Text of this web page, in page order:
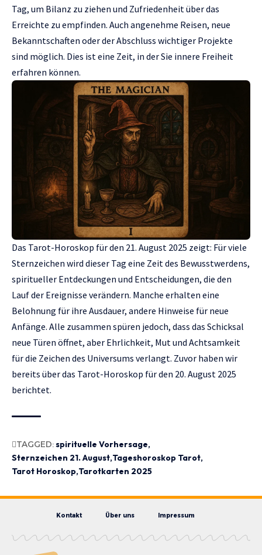
Tag, um Bilanz zu ziehen und Zufriedenheit über das
Erreichte zu empfinden. Auch angenehme Reisen, neue
Bekanntschaften oder der Abschluss wichtiger Projekte
sind möglich. Dies ist eine Zeit, in der Sie innere Freiheit
erfahren können.
Das Tarot-Horoskop für den 21. August 2025 zeigt: Für viele
Sternzeichen wird dieser Tag eine Zeit des Bewusstwerdens,
spiritueller Entdeckungen und Entscheidungen, die den
Lauf der Ereignisse verändern. Manche erhalten eine
Belohnung für ihre Ausdauer, andere Hinweise für neue
Anfänge. Alle zusammen spüren jedoch, dass das Schicksal
neue Türen öffnet, aber Ehrlichkeit, Mut und Achtsamkeit
für die Zeichen des Universums verlangt. Zuvor haben wir
bereits über das Tarot-Horoskop für den 20. August 2025
berichtet.
TAGGED:spirituelle Vorhersage
Sternzeichen 21. August Tageshoroskop Tarot
Tarot Horoskop Tarotkarten 2025
Kontakt Über uns Impressum